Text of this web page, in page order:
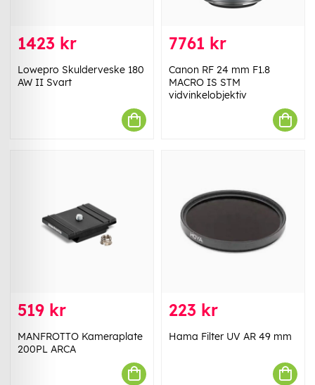
1423 kr
Lowepro Skulderveske 180
AW II Svart
7761 kr
Canon RF 24 mm F1.8
MACRO IS STM
vidvinkelobjektiv
519 kr
MANFROTTO Kameraplate
200PL ARCA
223 kr
Hama Filter UV AR 49 mm